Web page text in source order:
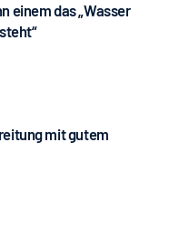
einem das „Wasser
mit gutem